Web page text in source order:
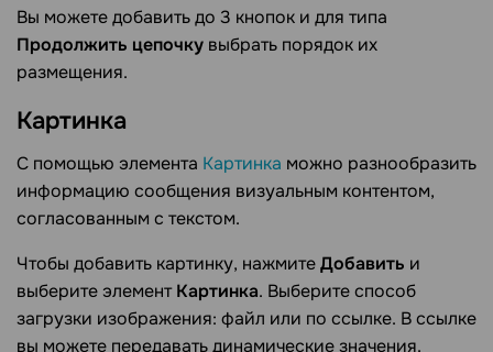
Вы можете добавить до 3 кнопок и для типа
Продолжить цепочку выбрать порядок их
размещения.
Картинка
С помощью элемента Картинка можно разнообразить
информацию сообщения визуальным контентом,
согласованным с текстом.
Чтобы добавить картинку, нажмитеДобавить и
выберите элементКартинка. Выберите способ
загрузки изображения: файл или по ссылке. В ссылке
вы можете передавать динамические значения.